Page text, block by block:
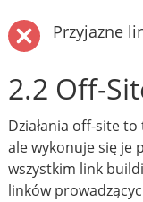
Przyjazne
2.2 Off-
Działania off-site
ale wykonuje się je
wszystkim link
linków